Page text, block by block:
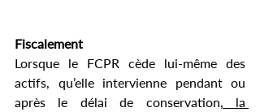
Fiscalement
Lorsque le FCPR cède lui-même des
actifs, qu’elle intervienne pendant ou
après le délai de conservation, la